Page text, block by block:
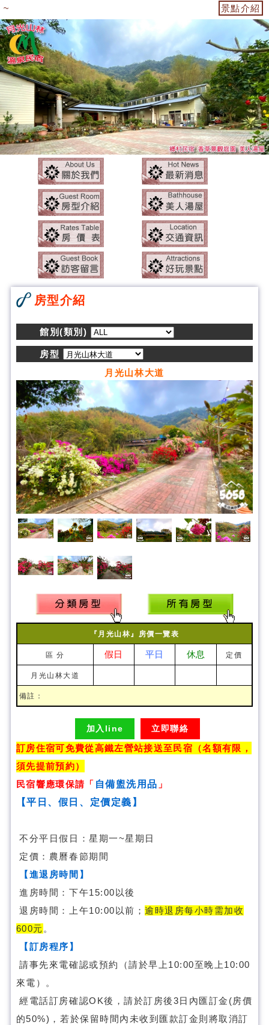
景點介紹
房型介紹
館別(類別)
房型
月光山林大道
『月光山林』房價一覽表
區 分 假日 平日 休息 定價
月光山林大道
備註：
加入line 立即聯絡
訂房住宿可免費從高鐵左營站接送至民宿（名額有限，
須先提前預約）
民宿響應環保請「 自備盥洗用品」
【平日、假日、定價定義】
不分平日假日：星期一~星期日
定價：農曆春節期間
【進退房時間】
進房時間：下午15:00以後
退房時間：上午10:00以前；逾時退房每小時需加收
600元 。
【訂房程序】
請事先來電確認或預約（請於早上10:00至晚上10:00
來電）。
經電話訂房確認OK後，請於訂房後3日內匯訂金(房價
的50%)，若於保留時間內未收到匯款訂金則將取消訂